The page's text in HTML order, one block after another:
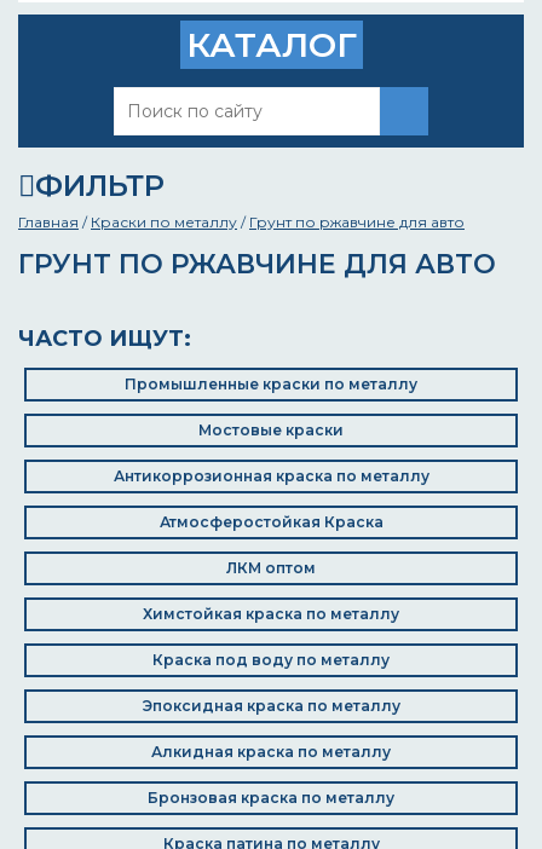
КАТАЛОГ
ФИЛЬТР
Главная / Краски по металлу / Грунт по ржавчине для авто
ГРУНТ ПО РЖАВЧИНЕ ДЛЯ АВТО
ЧАСТО ИЩУТ:
Промышленные краски по металлу
Мостовые краски
Антикоррозионная краска по металлу
Атмосферостойкая Краска
ЛКМ оптом
Химстойкая краска по металлу
Краска под воду по металлу
Эпоксидная краска по металлу
Алкидная краска по металлу
Бронзовая краска по металлу
Краска патина по металлу